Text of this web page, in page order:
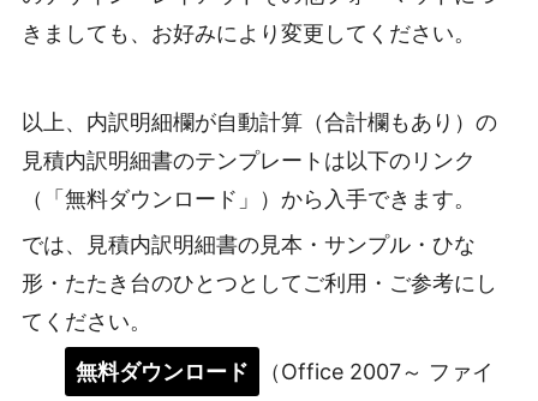
きましても、お好みにより変更してください。
以上、内訳明細欄が自動計算（合計欄もあり）の
見積内訳明細書のテンプレートは以下のリンク
（「無料ダウンロード」）から入手できます。
では、見積内訳明細書の見本・サンプル・ひな
形・たたき台のひとつとしてご利用・ご参考にし
てください。
無料ダウンロード
（Office 2007～ ファイ